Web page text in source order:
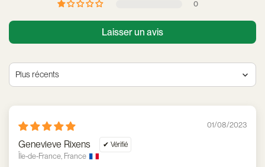
0
Laisser un avis
Sort by
01/08/2023
Genevieve Rixens
Île-de-France, France